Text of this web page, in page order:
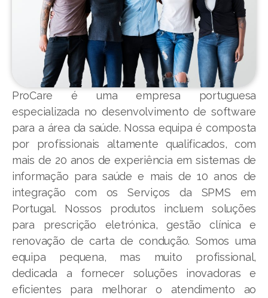
ProCare é uma empresa portuguesa
especializada no desenvolvimento de software
para a área da saúde. Nossa equipa é composta
por profissionais altamente qualificados, com
mais de 20 anos de experiência em sistemas de
informação para saúde e mais de 10 anos de
integração com os Serviços da SPMS em
Portugal. Nossos produtos incluem soluções
para prescrição eletrónica, gestão clínica e
renovação de carta de condução. Somos uma
equipa pequena, mas muito profissional,
dedicada a fornecer soluções inovadoras e
eficientes para melhorar o atendimento ao